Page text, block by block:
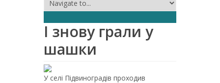
І знову грали у
шашки
У селі Підвиноградів проходив